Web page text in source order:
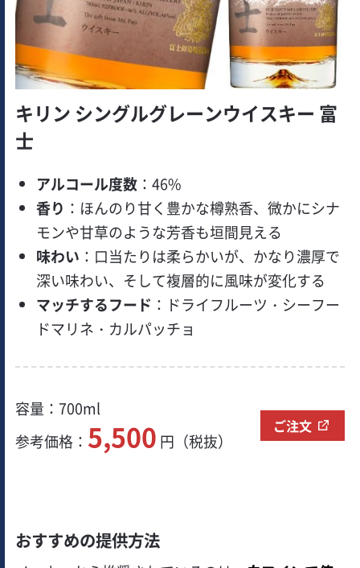
キリン シングルグレーンウイスキー 富
士
アルコール度数：46%
香り ：ほんのり甘く豊かな樽熟香、微かにシナ
モンや甘草のような芳香も垣間見える
味わい ：口当たりは柔らかいが、かなり濃厚で
深い味わい、そして複層的に風味が変化する
マッチするフード ：ドライフルーツ・シーフー
ドマリネ・カルパッチョ
容量：700ml
参考価格： 5,500 円（税抜）
ご注文
おすすめの提供方法